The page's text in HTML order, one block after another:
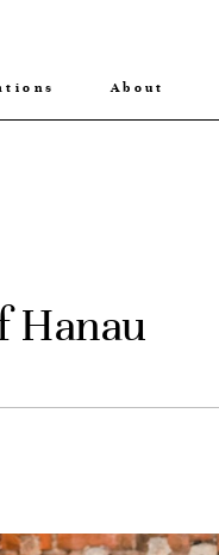
About
Hanau